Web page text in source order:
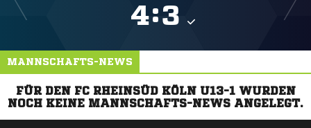
:
MANNSCHAFTS-NEWS
FÜR DEN FC RHEINSÜD KÖLN U13-1 WURDEN
NOCH KEINE MANNSCHAFTS-NEWS ANGELEGT.